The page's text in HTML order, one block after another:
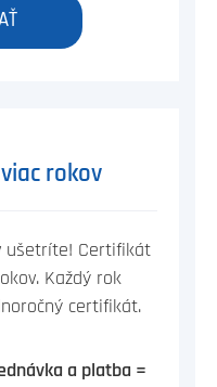
rokov
ušetríte! Certifikát
Každý rok
certifikát.
a platba =